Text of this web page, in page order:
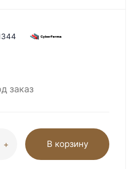
заказ
В корзину